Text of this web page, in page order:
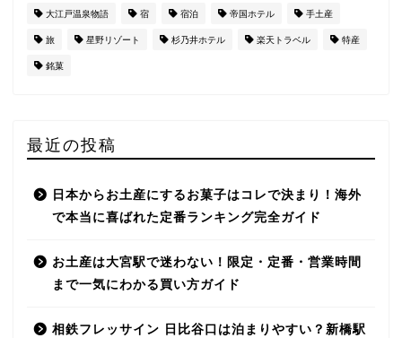
大江戸温泉物語 宿 宿泊 帝国ホテル 手土産
旅 星野リゾート 杉乃井ホテル 楽天トラベル 特産
銘菓
最近の投稿
日本からお土産にするお菓子はコレで決まり！海外
で本当に喜ばれた定番ランキング完全ガイド
お土産は大宮駅で迷わない！限定・定番・営業時間
まで一気にわかる買い方ガイド
相鉄フレッサイン 日比谷口は泊まりやすい？新橋駅